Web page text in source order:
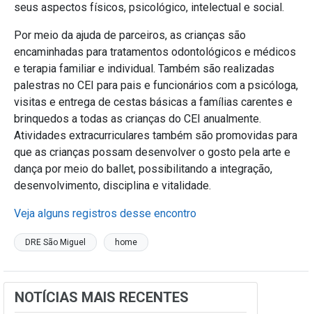
seus aspectos físicos, psicológico, intelectual e social.
Por meio da ajuda de parceiros, as crianças são
encaminhadas para tratamentos odontológicos e médicos
e terapia familiar e individual. Também são realizadas
palestras no CEI para pais e funcionários com a psicóloga,
visitas e entrega de cestas básicas a famílias carentes e
brinquedos a todas as crianças do CEI anualmente.
Atividades extracurriculares também são promovidas para
que as crianças possam desenvolver o gosto pela arte e
dança por meio do ballet, possibilitando a integração,
desenvolvimento, disciplina e vitalidade.
Veja alguns registros desse encontro
DRE São Miguel home
NOTÍCIAS MAIS RECENTES